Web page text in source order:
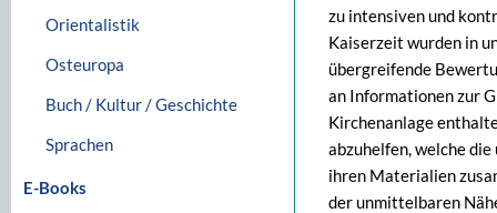
Orientalistik
Osteuropa
Buch / Kultur / Geschichte
Sprachen
E-Books
zu intensiven und
Kaiserzeit wurden in
übergreifende
an Informationen zur
Kirchenanlage
abzuhelfen, welche
ihren Materialien
der unmittelbaren